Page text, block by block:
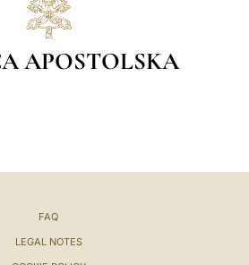
APOSTOLSKA
FAQ
LEGAL NOTES